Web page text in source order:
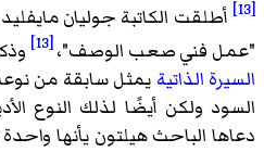
الكاتبة جوليان مايفليد علي
فني صعب الوصف"،
وذكرت
الذاتيةيمثل سابقة من نوعه
ولكن أيضًا لذلك النوع الأدبي
الباحث هيلتون يأنها واحدة من